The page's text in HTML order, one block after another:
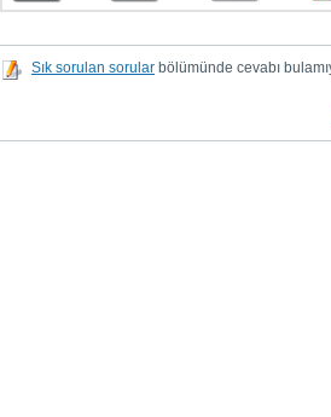
Sık sorulan sorular bölümünde cevabı